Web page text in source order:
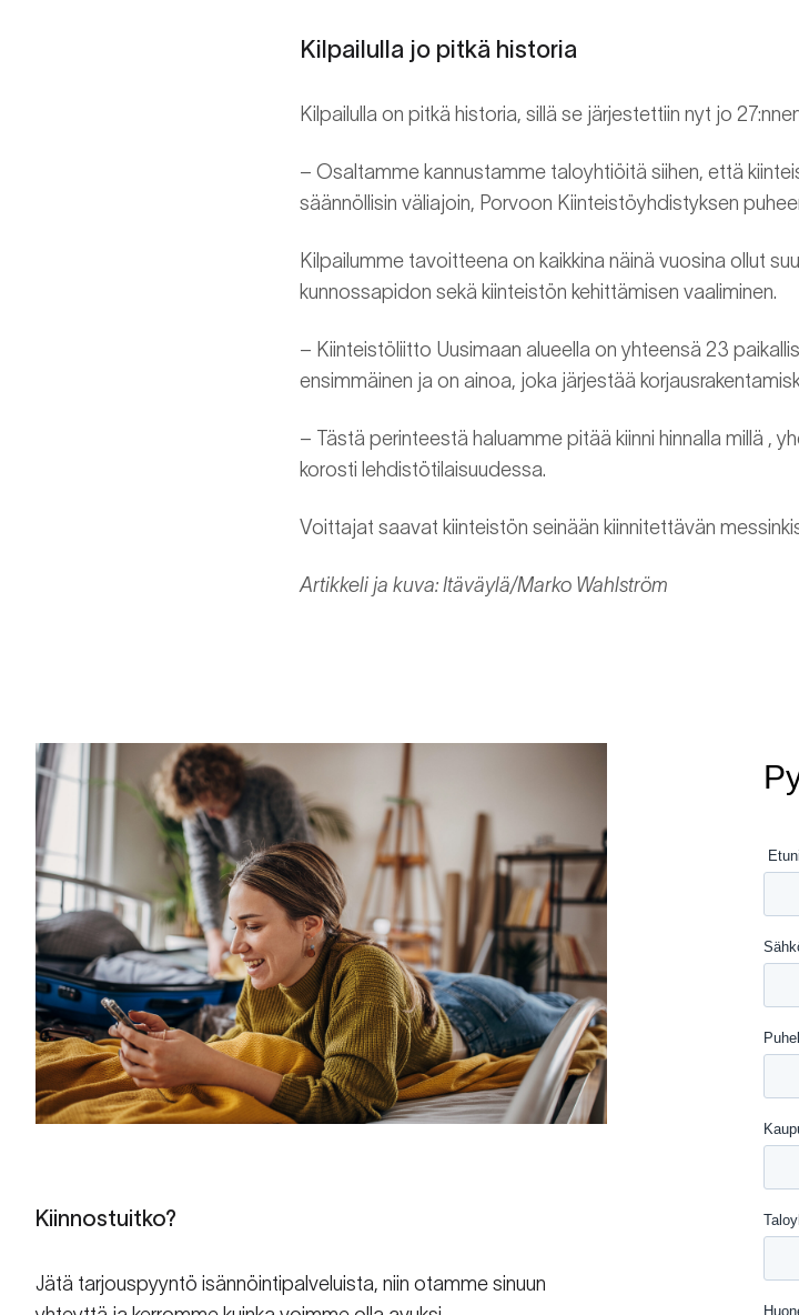
Kilpailulla jo pitkä historia
Kilpailulla on pitkä historia, sillä se järjestettiin nyt jo
– Osaltamme kannustamme taloyhtiöitä siihen, että
säännöllisin väliajoin, Porvoon Kiinteistöyhdistyksen
Kilpailumme tavoitteena on kaikkina näinä vuosina ollut
kunnossapidon sekä kiinteistön kehittämisen vaaliminen.
– Kiinteistöliitto Uusimaan alueella on yhteensä 23
ensimmäinen ja on ainoa, joka järjestää
– Tästä perinteestä haluamme pitää kiinni hinnalla millä ,
korosti lehdistötilaisuudessa.
Voittajat saavat kiinteistön seinään kiinnitettävän
Artikkeli ja kuva: Itäväylä/Marko Wahlström
Kiinnostuitko?
Jätä tarjouspyyntö isännöintipalveluista, niin otamme sinuun